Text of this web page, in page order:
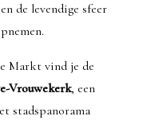
de levendige sfeer
Markt vind je de
Vrouwekerk, een
stadspanorama